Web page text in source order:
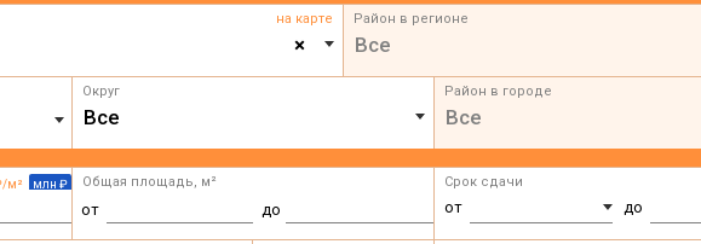
на карте
×
Район в регионе
Все
Округ
Все
Район в городе
Все
м² млн ₽ Общая площадь, м²
от до
Срок сдачи
от до